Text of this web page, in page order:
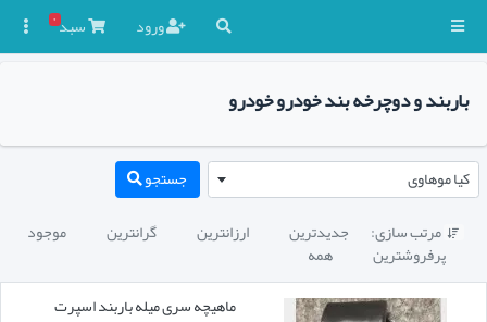
ورود سبد۰
باربند و دوچرخه بند خودرو خودرو
کیا موهاوی جستجو
 مرتب سازی: جدیدترین ارزانترین گرانترین موجود
پرفروشترین
همه
ماهیچه سری میله باربند اسپرت